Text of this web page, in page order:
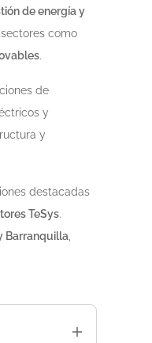
de energía y
como
.
de
y
y
destacadas
TeSys.
Barranquilla